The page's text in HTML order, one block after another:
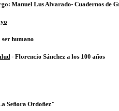
: Manuel Lus Alvarado- Cuadernos de
humano
- Florencio Sánchez a los 100 años
Señora Ordoñez"